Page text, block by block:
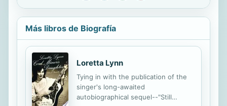
Más libros de Biografía
Loretta Lynn
Tying in with the publication of the
singer's long-awaited
autobiographical sequel--"Still